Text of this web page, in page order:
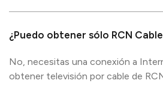
¿Puedo obtener sólo RCN
No, necesitas una conexión a
obtener televisión por cable de